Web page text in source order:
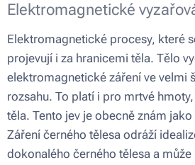
Elektromagnetické
Elektromagnetické procesy, které
projevují i za hranicemi těla. Tělo
elektromagnetické záření ve velmi
rozsahu. To platí i pro mrtvé
těla. Tento jev je obecně znám jako
Záření černého tělesa odráží
dokonalého černého tělesa a